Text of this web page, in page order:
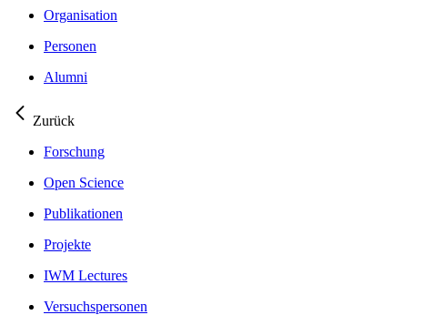
Organisation
Personen
Alumni
Zurück
Forschung
Open Science
Publikationen
Projekte
IWM Lectures
Versuchspersonen